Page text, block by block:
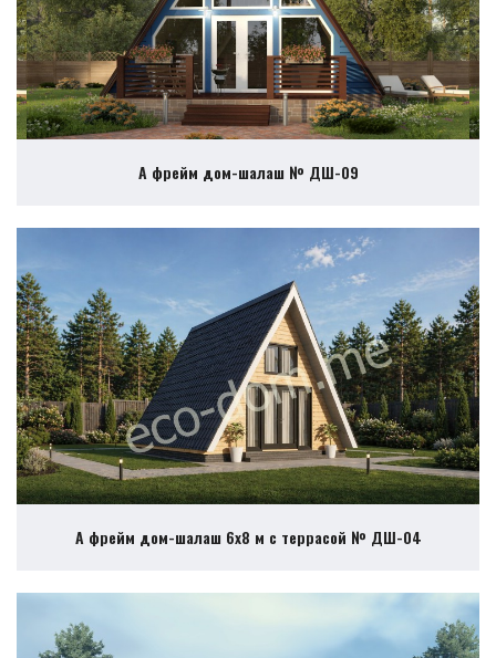
А фрейм дом-шалаш № ДШ-09
А фрейм дом-шалаш 6х8 м с террасой № ДШ-04